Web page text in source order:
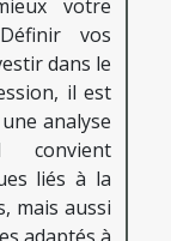
votre
vos
dans le
il est
analyse
convient
liés à la
mais aussi